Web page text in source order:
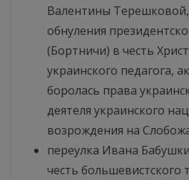
Валентины
обнуления
(Бортничи) в честь
украинского педагога,
боролась права
деятеля украинского
возрождения на
переулка Ивана
честь большевистского